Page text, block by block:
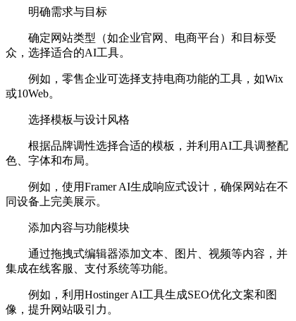
明确需求与目标
确定网站类型（如企业官网、电商平台）和目标受
众，选择适合的AI工具。
例如，零售企业可选择支持电商功能的工具，如Wix
或10Web。
选择模板与设计风格
根据品牌调性选择合适的模板，并利用AI工具调整配
色、字体和布局。
例如，使用Framer AI生成响应式设计，确保网站在不
同设备上完美展示。
添加内容与功能模块
通过拖拽式编辑器添加文本、图片、视频等内容，并
集成在线客服、支付系统等功能。
例如，利用Hostinger AI工具生成SEO优化文案和图
像，提升网站吸引力。